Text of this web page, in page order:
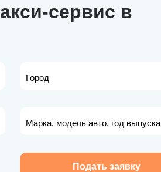
сервис в
Город
Марка, модель авто, год выпуска
Подать заявку